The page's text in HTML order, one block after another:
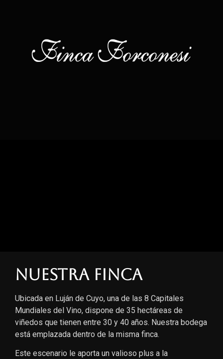
Nuestra finca
Ubicada en Luján de Cuyo, una de las 8 Capitales
Mundiales del Vino, dispone de 35 hectáreas de
viñedos que tienen entre 30 y 40 años. Nuestra bodega
está emplazada dentro de la misma finca.
Este escenario le aporta un valioso plus a la